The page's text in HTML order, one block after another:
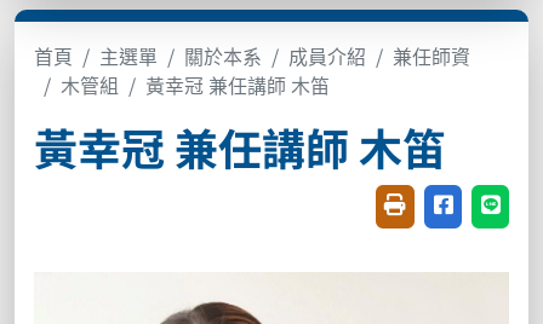
首頁 主選單 關於本系 成員介紹
兼任師資
木管組
黃幸冠 兼任講師 木笛
黃幸冠 兼任講師 木笛
友善列印(開新視
分享至臉書
分享